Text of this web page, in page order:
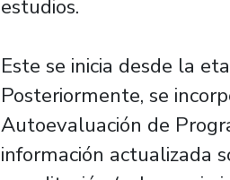
estudios.
Este se inicia desde la
Posteriormente, se
Autoevaluación de
información actualizada